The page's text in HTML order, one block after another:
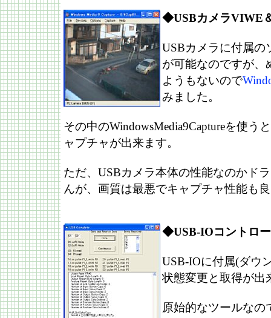
◆USBカメラVIWE
USBカメラに付属の
が可能なのですが、
ようもないので
みました。
その中のWindowsMedia9Captureを使う
ャプチャが出来ます。
ただ、USBカメラ本体の性能なのかド
んが、画質は最悪でキャプチャ性能も
◆USB-IOコントロ
USB-IOに付属(ダウ
状態変更と取得が出
原始的なツールなの